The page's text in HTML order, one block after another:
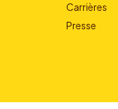
Carrières
Presse